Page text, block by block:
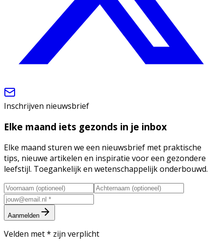
Inschrijven nieuwsbrief
Elke maand iets gezonds in je inbox
Elke maand sturen we een nieuwsbrief met praktische
tips, nieuwe artikelen en inspiratie voor een gezondere
leefstijl. Toegankelijk en wetenschappelijk onderbouwd.
Aanmelden
Velden met* zijn verplicht